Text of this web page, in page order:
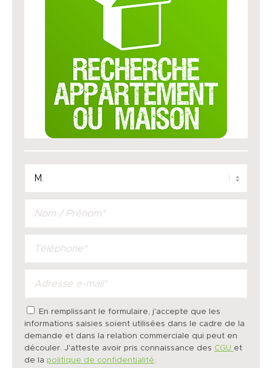
En remplissant le formulaire, j'accepte que les
informations saisies soient utilisées dans le cadre de la
demande et dans la relation commerciale qui peut en
découler. J'atteste avoir pris connaissance des CGU et
de la politique de confidentialité.